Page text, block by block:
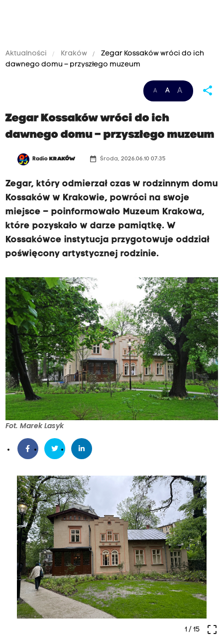
Aktualności Kraków
Zegar Kossaków wróci do ich
dawnego domu – przyszłego muzeum
A A A share
Zegar Kossaków wróci do ich
dawnego domu – przyszłego muzeum
Radio KRAKÓW date_range Środa, 2026.06.10 07:35
Zegar, który odmierzał czas w rodzinnym domu
Kossaków w Krakowie, powróci na swoje
miejsce – poinformowało Muzeum Krakowa,
które pozyskało w darze pamiątkę. W
Kossakówce instytucja przygotowuje oddział
poświęcony artystycznej rodzinie.
Fot. Marek Lasyk
crop_free
1/ 15